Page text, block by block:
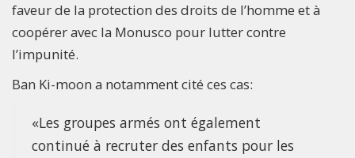
faveur de la protection des droits de l’homme et à
coopérer avec la Monusco pour lutter contre
l’impunité.
Ban Ki-moon a notamment cité ces cas:
«Les groupes armés ont également
continué à recruter des enfants pour les